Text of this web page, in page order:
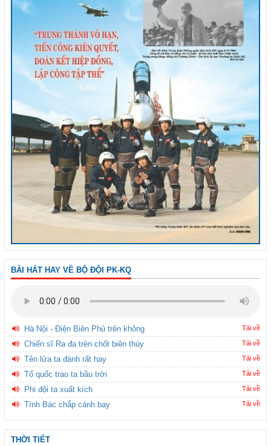
BÀI HÁT HAY VỀ BỘ ĐỘI PK-KQ
Hà Nội - Điện Biên Phủ trên không Tải về
Chiến sĩ Ra đa trên chốt biên thùy Tải về
Tên lửa ta đánh rất hay Tải về
Tổ quốc trao ta bầu trời Tải về
Phi đội ta xuất kích Tải về
Tình Bác chắp cánh bay Tải về
THỜI TIẾT